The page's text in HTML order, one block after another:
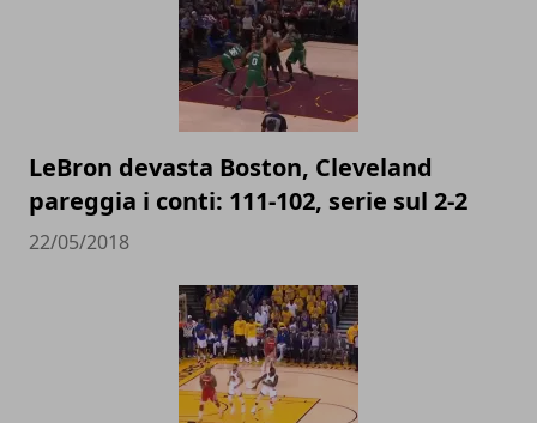
LeBron devasta Boston, Cleveland
pareggia i conti: 111-102, serie sul 2-2
22/05/2018